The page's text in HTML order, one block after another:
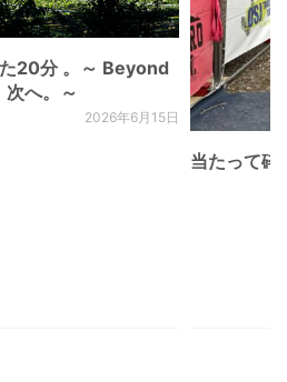
20分 。～ Beyond
へ。～
2026年6月15日
当たって砕